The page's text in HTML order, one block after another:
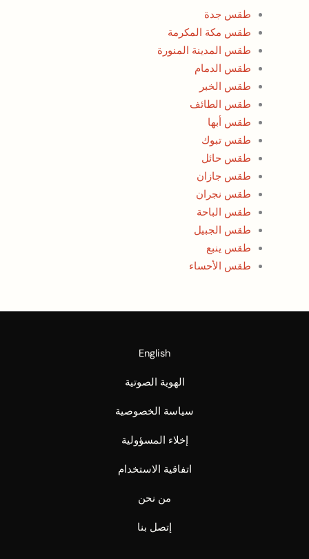
طقس جدة
طقس مكة المكرمة
طقس المدينة المنورة
طقس الدمام
طقس الخبر
طقس الطائف
طقس أبها
طقس تبوك
طقس حائل
طقس جازان
طقس نجران
طقس الباحة
طقس الجبيل
طقس ينبع
طقس الأحساء
English
الهوية الصوتية
سياسة الخصوصية
إخلاء المسؤولية
اتفاقية الاستخدام
من نحن
إتصل بنا